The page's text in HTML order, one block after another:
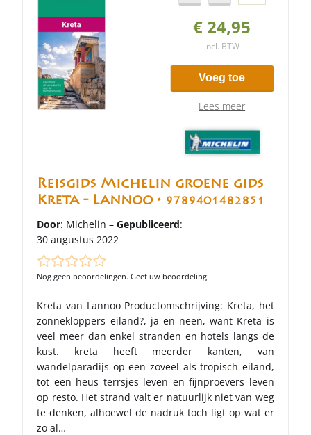
€ 24,95
incl. BTW
Voeg toe
Lees meer
Reisgids Michelin groene gids
Kreta - Lannoo • 9789401482851
Door: Michelin –Gepubliceerd:
30 augustus 2022
Nog geen beoordelingen. Geef uw beoordeling.
Kreta van Lannoo Productomschrijving: Kreta, het
zonnekloppers eiland?, ja en neen, want Kreta is
veel meer dan enkel stranden en hotels langs de
kust. kreta heeft meerder kanten, van
wandelparadijs op een zoveel als tropisch eiland,
tot een heus terrsjes leven en fijnproevers leven
op resto. Het strand valt er natuurlijk niet van weg
te denken, alhoewel de nadruk toch ligt op wat er
zo al…